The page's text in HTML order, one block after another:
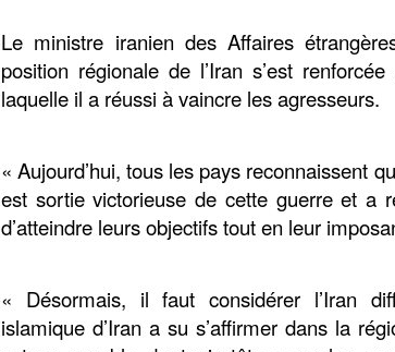
Le ministre iranien des Affaires
position régionale de l’Iran s’est
laquelle il a réussi à vaincre les agresseurs.
« Aujourd’hui, tous les pays reconnaissent
est sortie victorieuse de cette guerre et a
d’atteindre leurs objectifs tout en leur
« Désormais, il faut considérer l’Iran
islamique d’Iran a su s’affirmer dans la